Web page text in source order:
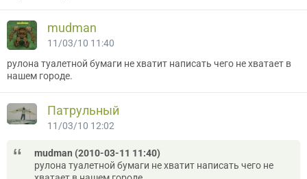
mudman
11/03/10 11:40
рулона туалетной бумаги не хватит написать чего не хватает в
нашем городе.
Патрульный
11/03/10 12:02
mudman (2010-03-11 11:40)
рулона туалетной бумаги не хватит написать чего не